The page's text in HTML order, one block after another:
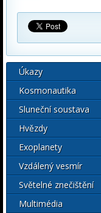
Úkazy
Kosmonautika
Sluneční soustava
Hvězdy
Exoplanety
Vzdálený vesmír
Světelné znečištění
Multimédia